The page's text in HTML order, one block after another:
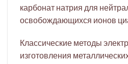
карбонат натрия для
освобождающихся ионов
Классические методы
изготовления